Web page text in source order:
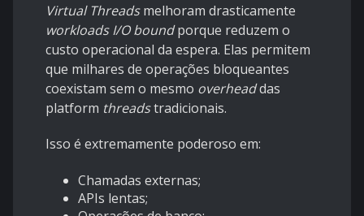
Virtual Threadsmelhoram drasticamente
workloads I/O boundporque reduzem o
custo operacional da espera. Elas permitem
que milhares de operações bloqueantes
coexistam sem o mesmo overheaddas
platform threadstradicionais.
Isso é extremamente poderoso em:
Chamadas externas;
APIs lentas;